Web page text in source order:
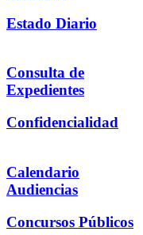
Estado Diario
Consulta de
Expedientes
Confidencialidad
Calendario
Audiencias
Concursos Públicos